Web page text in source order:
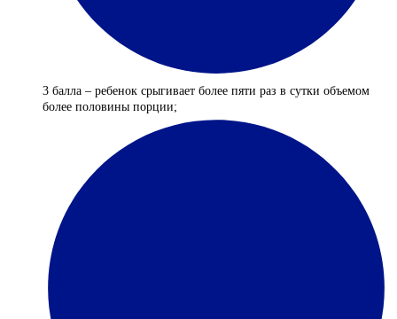
3 балла – ребенок срыгивает более пяти раз в сутки объемом
более половины порции;